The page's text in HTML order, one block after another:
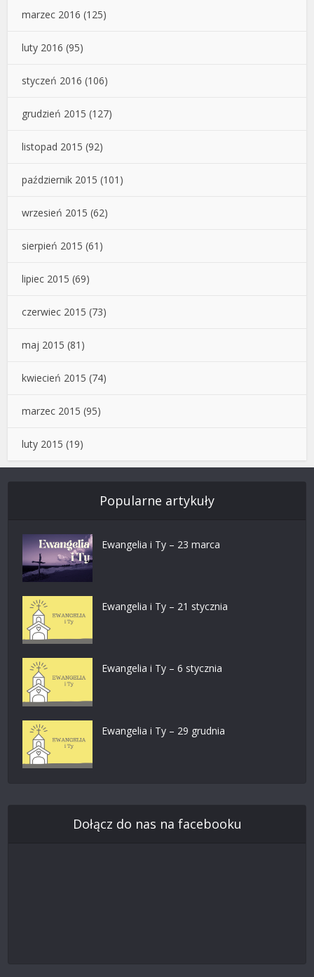
marzec 2016 (125)
luty 2016 (95)
styczeń 2016 (106)
grudzień 2015 (127)
listopad 2015 (92)
październik 2015 (101)
wrzesień 2015 (62)
sierpień 2015 (61)
lipiec 2015 (69)
czerwiec 2015 (73)
maj 2015 (81)
kwiecień 2015 (74)
marzec 2015 (95)
luty 2015 (19)
Popularne artykuły
Ewangelia i Ty – 23 marca
Ewangelia i Ty – 21 stycznia
Ewangelia i Ty – 6 stycznia
Ewangelia i Ty – 29 grudnia
Dołącz do nas na facebooku